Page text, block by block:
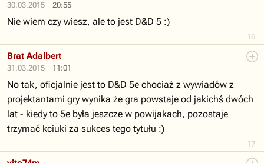
30.03.2015 20:55
16
Nie wiem czy wiesz, ale to jest D&D 5 :)
31.03.2015 11:01
17
Brat Adalbert
No tak, oficjalnie jest to D&D 5e chociaż z wywiadów z
projektantami gry wynika że gra powstaje od jakichś dwóch
lat - kiedy to 5e była jeszcze w powijakach, pozostaje
trzymać kciuki za sukces tego tytułu :)